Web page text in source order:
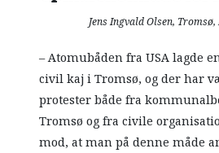
Jens Ingvald Olsen,
– Atomubåden fra USA lagde
civil kaj i Tromsø, og der har
protester både fra
Tromsø og fra civile
mod, at man på denne måde